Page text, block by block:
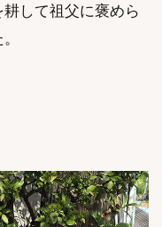
して祖父に褒めら